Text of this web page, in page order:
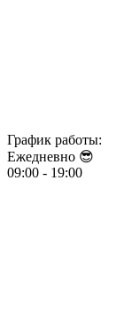
График работы:
Ежедневно 😎​​​​​​​
09:00 - 19:00